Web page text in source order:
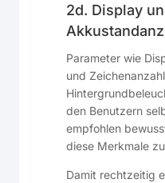
2d. Display
Parameter wie
und
den Benutzern
empfohlen
diese Merkmale
Damit rechtzeitig